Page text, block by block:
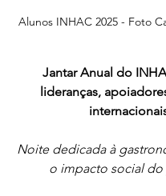
Alunos INHAC 2025 - Foto
Jantar Anual do
lideranças,
Noite dedicada à
o impacto social